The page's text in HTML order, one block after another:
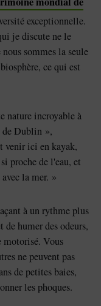
exceptionnelle.
je discute ne le
sommes la seule
ce qui est
nature incroyable à
de Dublin »,
venir ici en kayak,
proche de l'eau, et
la mer. »
à un rythme plus
de humer des odeurs,
motorisé. Vous
ne peuvent pas
de petites baies,
les phoques.